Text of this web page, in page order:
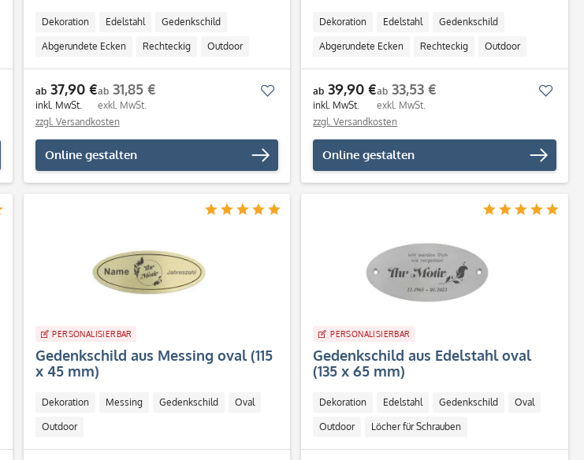
Merken
Dekoration Edelstahl Gedenkschild
Abgerundete Ecken Rechteckig Outdoor
Löcher für Schrauben
ab37,90 €
inkl. MwSt.
ab31,85 €
exkl. MwSt.
zzgl. Versandkosten
Online gestalten
Merken
Dekoration Edelstahl Gedenkschild
Abgerundete Ecken Rechteckig Outdoor
Löcher für Schrauben
ab 39,90 €
inkl. MwSt.
ab 33,53 €
exkl. MwSt.
zzgl. Versandkosten
Online gestalten
PERSONALISIERBAR
Gedenkschild aus Messing oval (115
x 45 mm)
Dekoration Messing Gedenkschild Oval
Outdoor
PERSONALISIERBAR
Gedenkschild aus Edelstahl oval
(135 x 65 mm)
Dekoration Edelstahl Gedenkschild Oval
Outdoor Löcher für Schrauben